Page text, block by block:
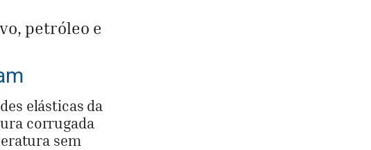
petróleo e
elásticas da
corrugada
sem